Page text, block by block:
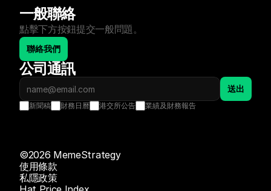
一般聯絡
點擊下方按鈕提交一般問題。
聯絡我們
公司通訊
送出
新聞稿 財務日曆 港交所公告 業績及財務報告
©2026 MemeStrategy
使用條款
私隱政策